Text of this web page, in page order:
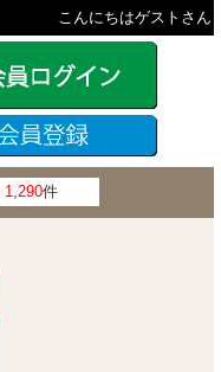
こんにちはゲストさん
1,290件